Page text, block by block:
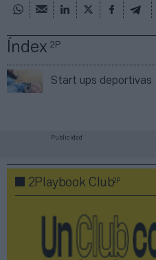
Índex2P
Start ups deportivas
Publicidad
2Playbook Club2P